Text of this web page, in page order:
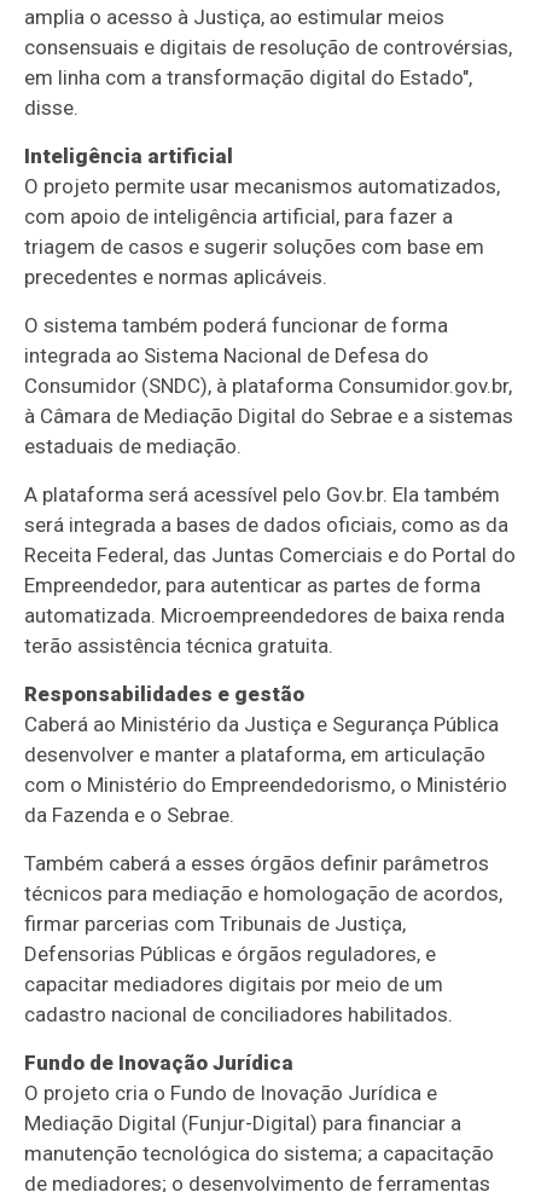
amplia o acesso à Justiça, ao estimular meios
consensuais e digitais de resolução de controvérsias,
em linha com a transformação digital do Estado",
disse.
Inteligência artificial
O projeto permite usar mecanismos automatizados,
com apoio de inteligência artificial, para fazer a
triagem de casos e sugerir soluções com base em
precedentes e normas aplicáveis.
O sistema também poderá funcionar de forma
integrada ao Sistema Nacional de Defesa do
Consumidor (SNDC), à plataforma Consumidor.gov.br,
à Câmara de Mediação Digital do Sebrae e a sistemas
estaduais de mediação.
A plataforma será acessível pelo Gov.br. Ela também
será integrada a bases de dados oficiais, como as da
Receita Federal, das Juntas Comerciais e do Portal do
Empreendedor, para autenticar as partes de forma
automatizada. Microempreendedores de baixa renda
terão assistência técnica gratuita.
Responsabilidades e gestão
Caberá ao Ministério da Justiça e Segurança Pública
desenvolver e manter a plataforma, em articulação
com o Ministério do Empreendedorismo, o Ministério
da Fazenda e o Sebrae.
Também caberá a esses órgãos definir parâmetros
técnicos para mediação e homologação de acordos,
firmar parcerias com Tribunais de Justiça,
Defensorias Públicas e órgãos reguladores, e
capacitar mediadores digitais por meio de um
cadastro nacional de conciliadores habilitados.
Fundo de Inovação Jurídica
O projeto cria o Fundo de Inovação Jurídica e
Mediação Digital (Funjur-Digital) para financiar a
manutenção tecnológica do sistema; a capacitação
de mediadores; o desenvolvimento de ferramentas